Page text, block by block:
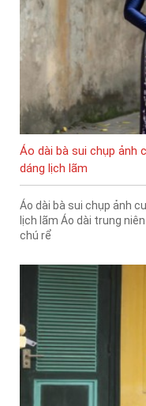
Áo dài bà sui chụp ảnh
dáng lịch lãm
Áo dài bà sui chụp ảnh
lịch lãm Áo dài trung
chú rể